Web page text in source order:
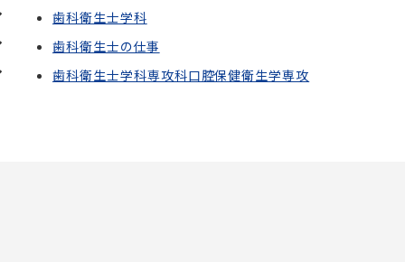
歯科衛生士学科
歯科衛生士の仕事
歯科衛生士学科専攻科口腔保健衛生学専攻